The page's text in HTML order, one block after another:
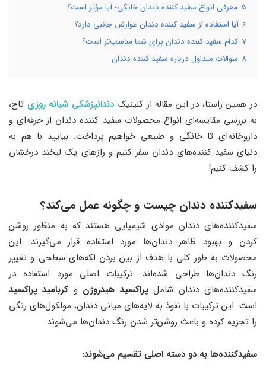
5 معرفی انواع سفید کننده دندان خانگی؛ آیا مؤثر است؟
6 آیا استفاده از سفید کننده دندان عوارض جانبی دارد؟
7 کدام سفید کننده دندان برای شما مناسب‌تر است؟
8 سوالات متداول درباره سفید کننده دندان
در همین راستا، در این مقاله از کلینیک دندانپزشکی شبانه روزی تاج،
به بررسی مقایسه‌ای انواع محصولات سفید کننده دندان از حرفه‌ای و
داروخانه‌ای تا خانگی و طبیعی خواهیم پرداخت. بیایید با هم به
دنیای سفید کننده‌های دندان سفر کنیم و رازهای یک لبخند درخشان
را کشف کنیم!
سفیدکننده دندان چیست و چگونه عمل می‌کند؟
سفیدکننده‌های دندان موادی شیمیایی هستند که به منظور روشن
کردن و بهبود ظاهر دندان‌ها مورد استفاده قرار می‌گیرند. این
محصولات به طور کلی با هدف از بین بردن لکه‌های سطحی و تغییر
رنگ دندان‌ها طراحی شده‌اند. ترکیبات اصلی مورد استفاده در
سفیدکننده‌های دندان شاملپراکسید هیدروژن و کربامید پراکسید
است. این ترکیبات با نفوذ به لایه‌های میانی دندان، مولکول‌های رنگی
را تجزیه کرده و باعث روشن‌تر شدن رنگ دندان‌ها می‌شوند.
سفیدکننده‌ها به دو دسته اصلی تقسیم می‌شوند: